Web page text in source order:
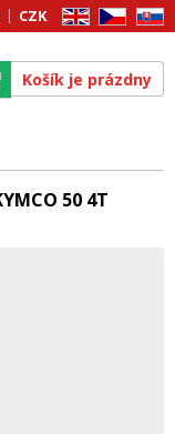
EN CZ SK
CZK
Košík je prázdny
50 4T